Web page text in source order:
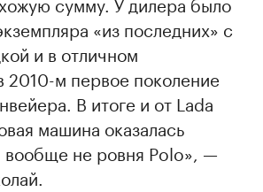
«из последних» с
и в отличном
м первое поколение
В итоге и от Lada
машина оказалась
не ровня Polo», —